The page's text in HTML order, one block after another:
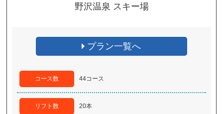
野沢温泉 スキー場
プラン一覧へ
コース数 44コース
リフト数 20本